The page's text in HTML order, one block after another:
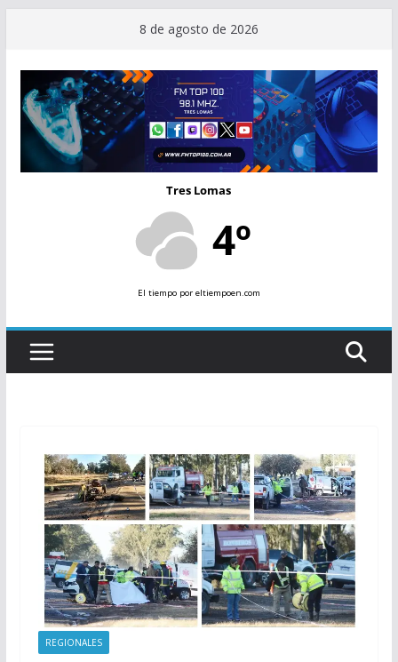
contenido
8 de agosto de 2026
Tres Lomas
4º
El tiempopor eltiempoen.com
REGIONALES